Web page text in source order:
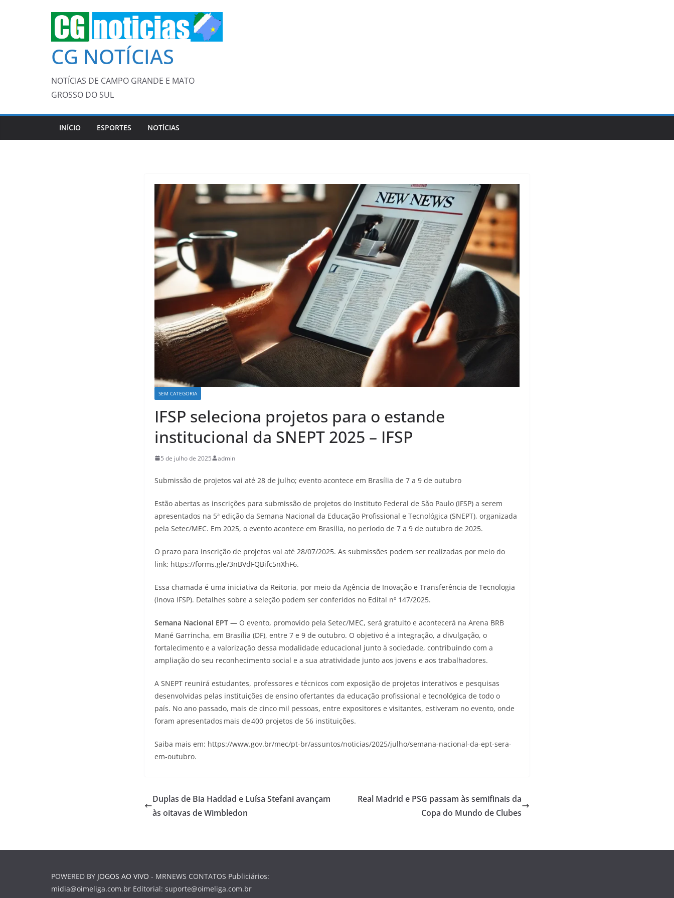
CG NOTÍCIAS
NOTÍCIAS DE CAMPO GRANDE E MATO
GROSSO DO SUL
INÍCIO ESPORTES NOTÍCIAS
SEM CATEGORIA
IFSP seleciona projetos para o estande
institucional da SNEPT 2025 – IFSP
5 de julho de 2025 admin
Submissão de projetos vai até 28 de julho; evento acontece em Brasília de 7 a 9 de outubro
Estão abertas as inscrições para submissão de projetos do Instituto Federal de São Paulo (IFSP) a serem
apresentados na 5ª edição da Semana Nacional da Educação Profissional e Tecnológica (SNEPT), organizada
pela Setec/MEC. Em 2025, o evento acontece em Brasília, no período de 7 a 9 de outubro de 2025.
O prazo para inscrição de projetos vai até 28/07/2025. As submissões podem ser realizadas por meio do
link: https://forms.gle/3nBVdFQBifc5nXhF6.
Essa chamada é uma iniciativa da Reitoria, por meio da Agência de Inovação e Transferência de Tecnologia
(Inova IFSP). Detalhes sobre a seleção podem ser conferidos no Edital nº 147/2025.
Semana Nacional EPT — O evento, promovido pela Setec/MEC, será gratuito e acontecerá na Arena BRB
Mané Garrincha, em Brasília (DF), entre 7 e 9 de outubro. O objetivo é a integração, a divulgação, o
fortalecimento e a valorização dessa modalidade educacional junto à sociedade, contribuindo com a
ampliação do seu reconhecimento social e a sua atratividade junto aos jovens e aos trabalhadores.
A SNEPT reunirá estudantes, professores e técnicos com exposição de projetos interativos e pesquisas
desenvolvidas pelas instituições de ensino ofertantes da educação profissional e tecnológica de todo o
país. No ano passado, mais de cinco mil pessoas, entre expositores e visitantes, estiveram no evento, onde
foram apresentados mais de 400 projetos de 56 instituições.
Saiba mais em: https://www.gov.br/mec/pt-br/assuntos/noticias/2025/julho/semana-nacional-da-ept-sera-
em-outubro.
Duplas de Bia Haddad e Luísa Stefani avançam
às oitavas de Wimbledon
Real Madrid e PSG passam às semifinais da
Copa do Mundo de Clubes
POWERED BY JOGOS AO VIVO - MRNEWS CONTATOS Publiciários:
midia@oimeliga.com.br Editorial: suporte@oimeliga.com.br